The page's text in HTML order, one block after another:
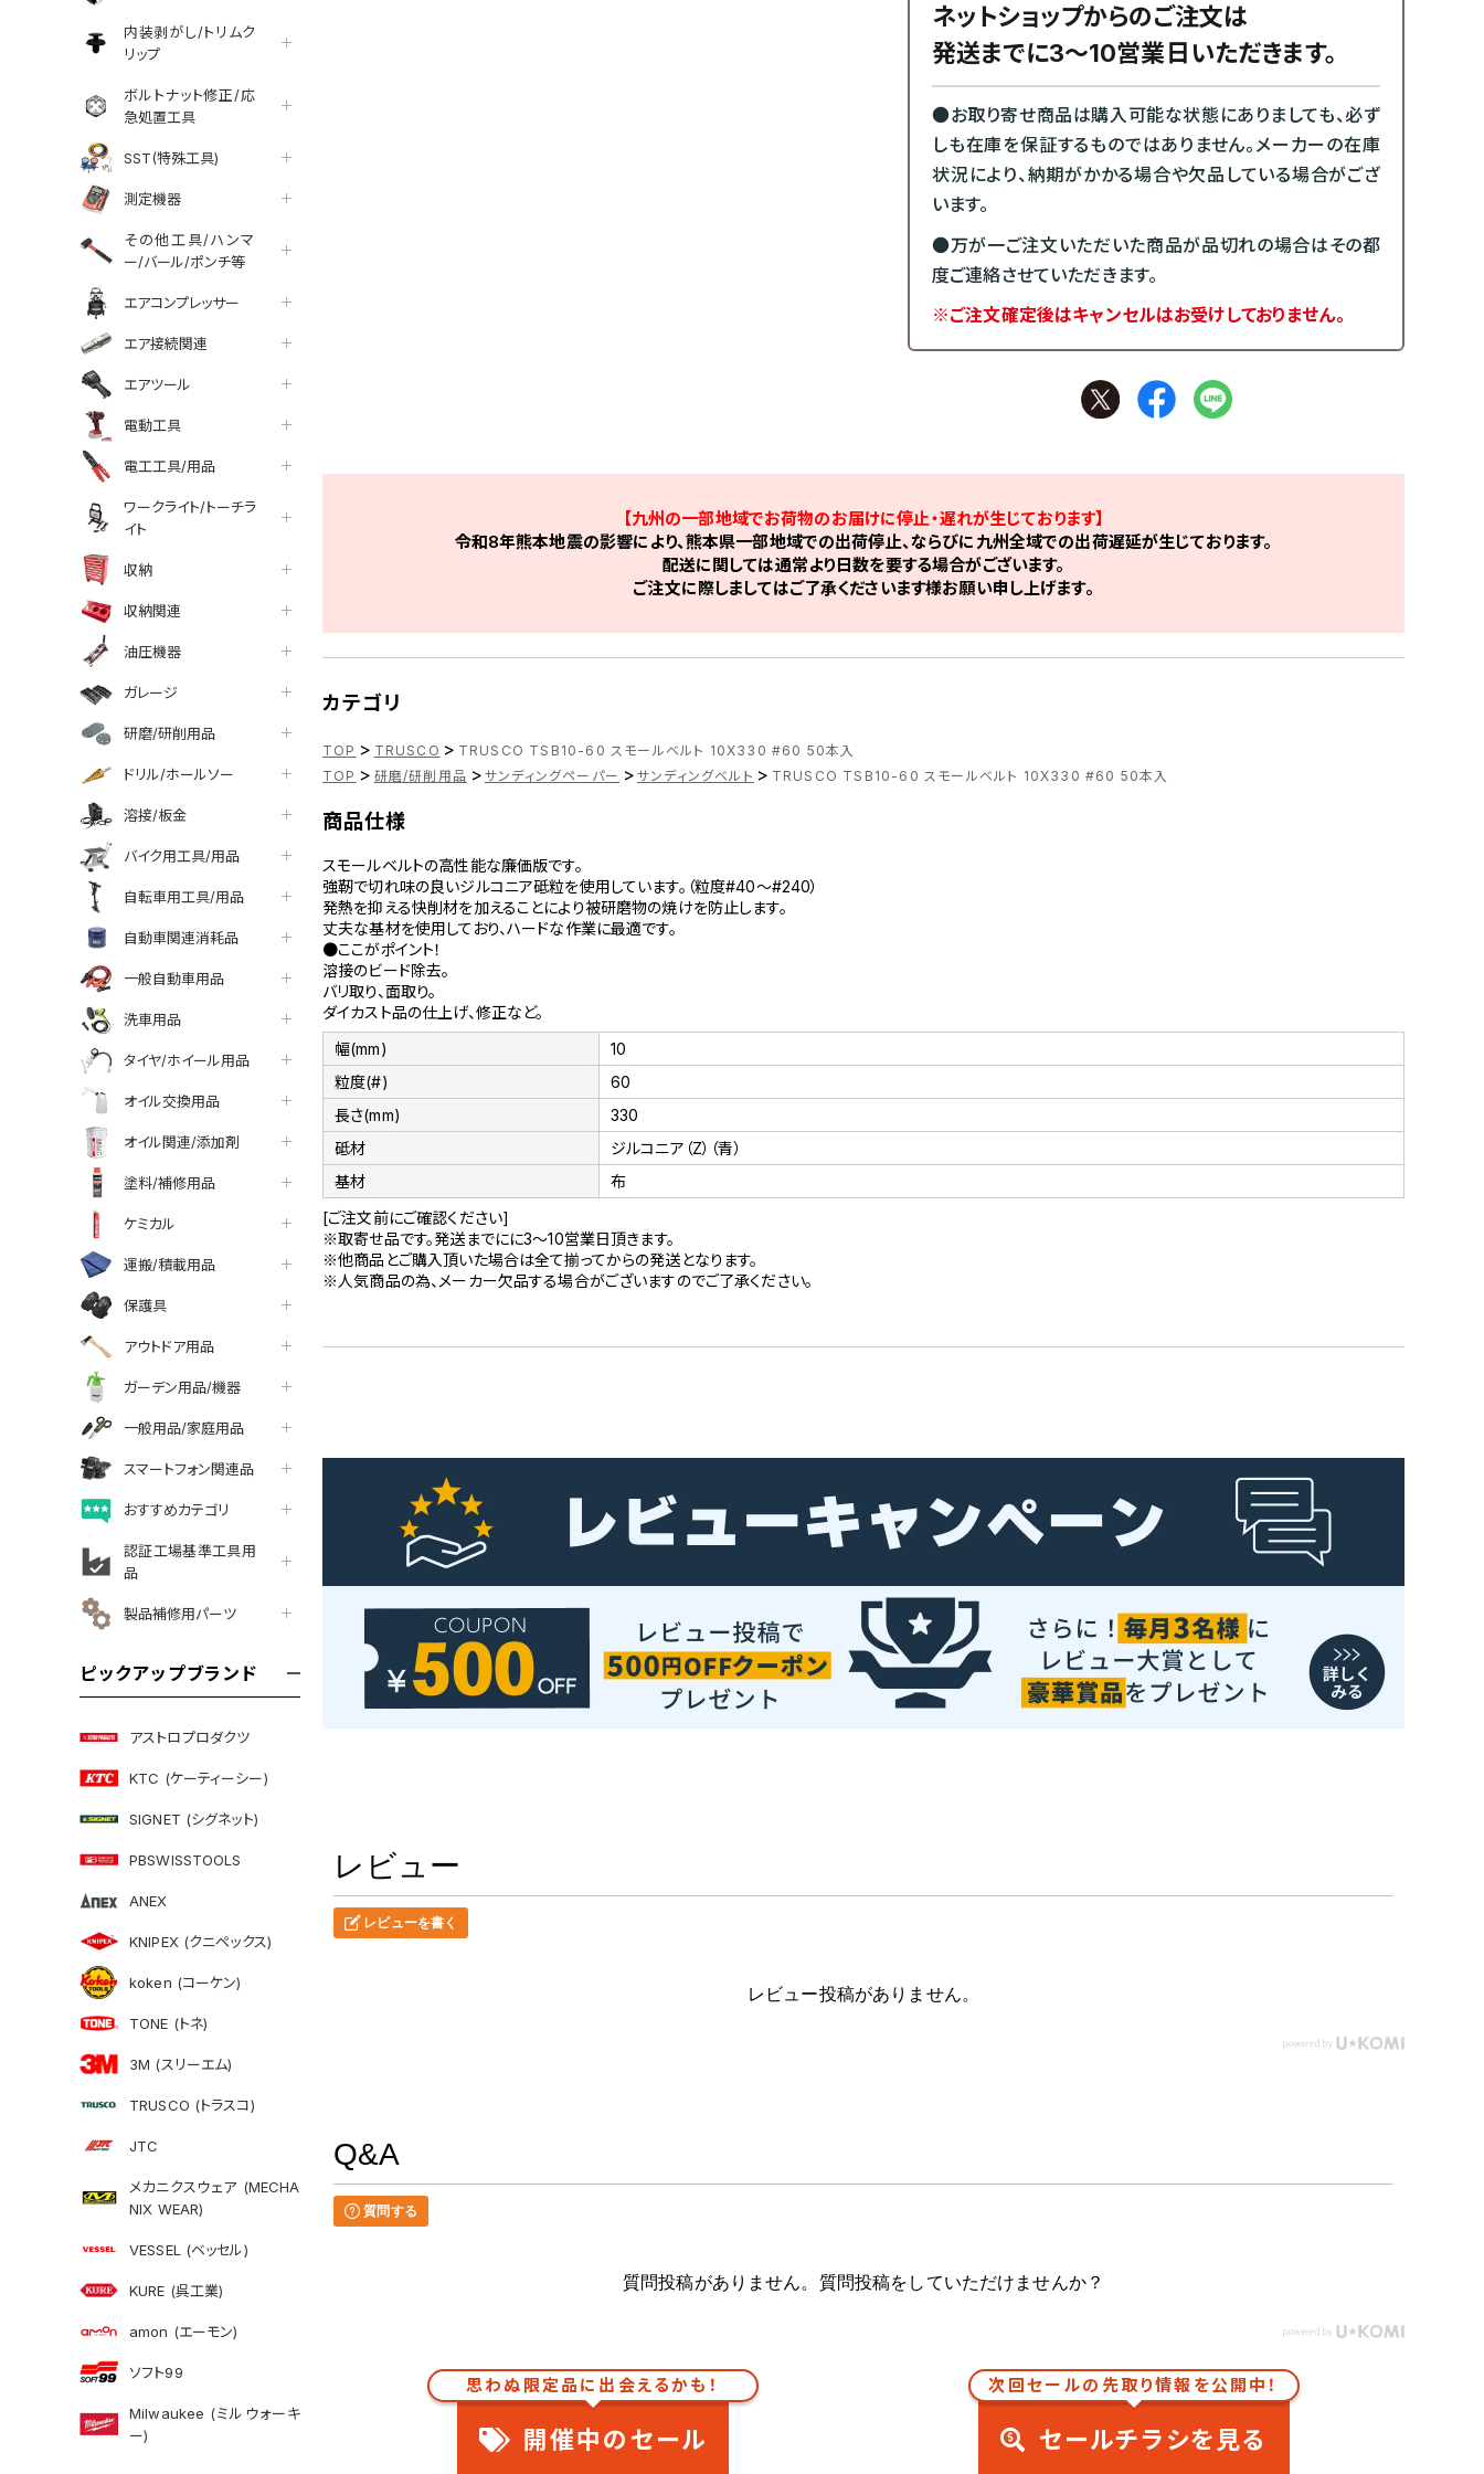
内装剥がし/トリムク
リップ
ボルトナット修正/応
急処置工具
SST(特殊工具)
測定機器
その他工具/ハンマ
ー/バール/ポンチ等
エアコンプレッサー
エア接続関連
エアツール
電動工具
電工工具/用品
ワークライト/トーチラ
イト
収納
収納関連
油圧機器
ガレージ
研磨/研削用品
ドリル/ホールソー
溶接/板金
バイク用工具/用品
自転車用工具/用品
自動車関連消耗品
一般自動車用品
洗車用品
タイヤ/ホイール用品
オイル交換用品
オイル関連/添加剤
塗料/補修用品
ケミカル
運搬/積載用品
保護具
アウトドア用品
ガーデン用品/機器
一般用品/家庭用品
スマートフォン関連品
おすすめカテゴリ
認証工場基準工具用
品
製品補修用パーツ
ピックアップブランド
アストロプロダクツ
KTC (ケーティーシー)
SIGNET (シグネット)
PBSWISSTOOLS
ANEX
KNIPEX (クニペックス)
koken (コーケン)
TONE (トネ)
3M (スリーエム)
TRUSCO (トラスコ)
JTC
メカニクスウェア (MECHA
NIX WEAR)
VESSEL (ベッセル)
KURE (呉工業)
amon (エーモン)
ソフト99
Milwaukee (ミルウォーキ
ー)
ネットショップからのご注文は
発送までに3～10営業日いただきます。
●お取り寄せ商品は購入可能な状態にありましても、必ず
しも在庫を保証するものではありません。メーカーの在庫
状況により、納期がかかる場合や欠品している場合がござ
います。
●万が一ご注文いただいた商品が品切れの場合はその都
度ご連絡させていただきます。
※ご注文確定後はキャンセルはお受けしておりません。
facebook
line
【九州の一部地域でお荷物のお届けに停止・遅れが生じております】
令和8年熊本地震の影響により、熊本県一部地域での出荷停止、ならびに九州全域での出荷遅延が生じております。
配送に関しては通常より日数を要する場合がございます。
ご注文に際しましてはご了承くださいます様お願い申し上げます。
カテゴリ
TOP > TRUSCO > TRUSCO TSB10-60 スモールベルト 10X330 #60 50本入
TOP > 研磨/研削用品 > サンディングペーパー > サンディングベルト > TRUSCO TSB10-60 スモールベルト 10X330 #60 50本入
商品仕様
スモールベルトの高性能な廉価版です。
強靭で切れ味の良いジルコニア砥粒を使用しています。（粒度#40～#240）
発熱を抑える快削材を加えることにより被研磨物の焼けを防止します。
丈夫な基材を使用しており、ハードな作業に最適です。
●ここがポイント！
溶接のビード除去。
バリ取り、面取り。
ダイカスト品の仕上げ、修正など。
幅(mm)
10
粒度(#)
60
長さ(mm)
330
砥材
ジルコニア（Z）（青）
基材
布
[ご注文前にご確認ください]
※取寄せ品です。発送までにに3～10営業日頂きます。
※他商品とご購入頂いた場合は全て揃ってからの発送となります。
※人気商品の為、メーカー欠品する場合がございますのでご了承ください。
レビュー
レビューを書く
レビュー投稿がありません。
Q&A
質問する
質問投稿がありません。質問投稿をしていただけませんか？
思わぬ限定品に出会えるかも！
開催中のセール
次回セールの先取り情報を公開中！
セールチラシを見る